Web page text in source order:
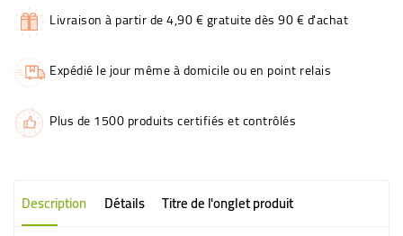
Livraison à partir de 4,90 € gratuite dès 90 € d'achat
Expédié le jour même à domicile ou en point relais
Plus de 1500 produits certifiés et contrôlés
Description Détails Titre de l'onglet produit